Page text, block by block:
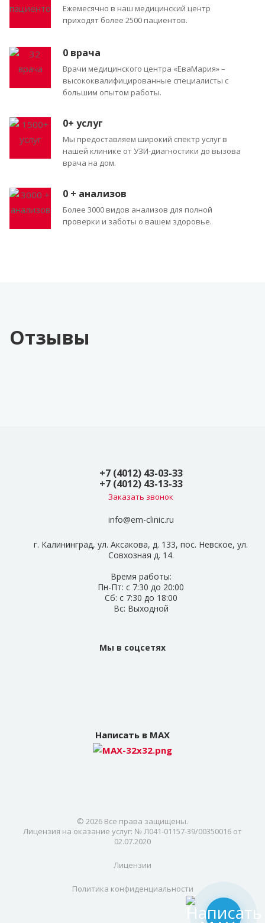
Ежемесячно в наш медицинский центр
приходят более 2500 пациентов.
0 врача
Врачи медицинского центра «ЕваМария» –
высококвалифицированные специалисты с
большим опытом работы.
0+ услуг
Мы предоставляем широкий спектр услуг в
нашей клинике от УЗИ-диагностики до вызова
врача на дом.
0 + анализов
Более 3000 видов анализов для полной
проверки и заботы о вашем здоровье.
Отзывы
+7 (4012) 43-03-33
+7 (4012) 43-13-33
Заказать звонок
info@em-clinic.ru
г. Калининград, ул. Аксакова, д. 133, пос. Невское, ул.
Совхозная д. 14.
Время работы:
Пн-Пт: с 7:30 до 20:00
Сб: с 7:30 до 18:00
Вс: Выходной
Мы в соцсетях
Написать в MAX
© 2026 Все права защищены.
Лицензия на оказание услуг: № Л041-01157-39/00350016 от
02.07.2020
Лицензии
Политика конфиденциальности